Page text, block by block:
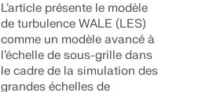
L’article présente le modèle
de turbulence WALE (LES)
comme un modèle avancé à
l’échelle de sous-grille dans
le cadre de la simulation des
grandes échelles de